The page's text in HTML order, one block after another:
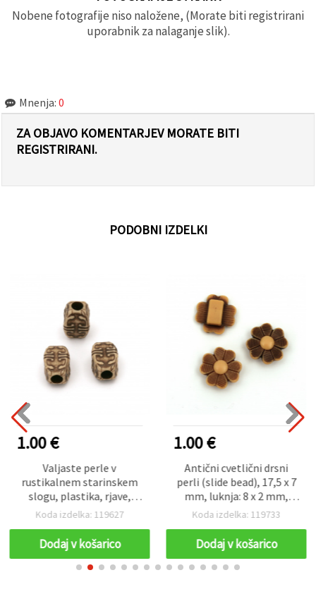
Nobene fotografije niso naložene, (Morate biti registrirani
uporabnik za nalaganje slik).
Mnenja: 0
ZA OBJAVO KOMENTARJEV MORATE BITI
REGISTRIRANI.
PODOBNI IZDELKI
1.00 €
Valjaste perle v
rustikalnem starinskem
slogu, plastika, rjave,
13×8 mm, luknja 3,5 mm,
dekorativni distančniki za
nakit in ustvarjanje
Koda izdelka: 119627
Dodaj v košarico
1.00 €
Antični cvetlični drsni
perli (slide bead), 17,5 x 7
mm, luknja: 8 x 2 mm,
rjava – 50 g (~65 kosov),
in ustvarjanje
Koda izdelka: 119733
Dodaj v košarico